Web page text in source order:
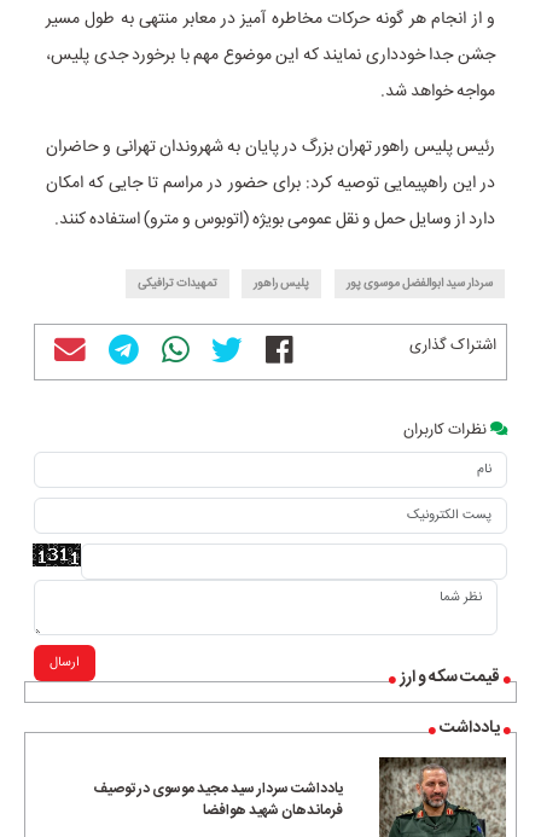
قیمت سکه و ارز
یادداشت
یادداشت سردار سید مجید موسوی در توصیف
فرماندهان شهید هوافضا
و از انجام هر گونه حرکات مخاطرهآمیزدر معابر منتهی به طول مسیر
جشن جدا خودداری نمایند که این موضوع مهم با برخورد جدی پلیس،
مواجه خواهد شد.
رئیس پلیس راهور تهران بزرگ در پایان به شهروندان تهرانی و حاضران
در این راهپیمایی توصیه کرد: برای حضور در مراسم تا جایی که امکان
دارد از وسایل حمل و نقل عمومی بویژه (اتوبوس و مترو) استفاده کنند.
سردار سید ابوالفضل موسوی پور پلیس راهور تمهیدات ترافیکی
اشتراک گذاری
نظرات کاربران
ارسال